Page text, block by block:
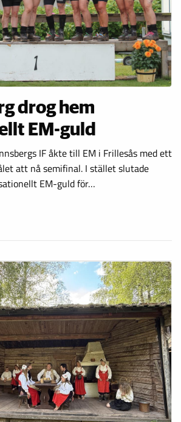
drog hem
EM-guld
IF åkte till EM i Frillesås med ett
att nå semifinal. I stället slutade
EM-guld för…